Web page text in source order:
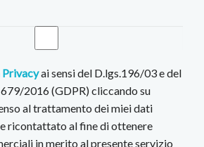
ai sensi del D.lgs.196/03 e del
2016 (GDPR) cliccando su
al trattamento dei miei dati
ricontattato al fine di ottenere
in merito al presente servizio